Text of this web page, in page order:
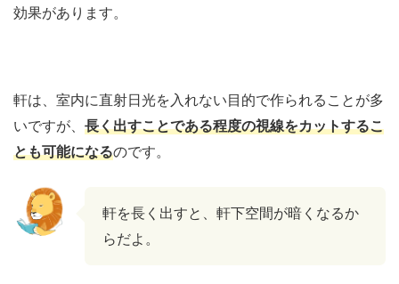
効果があります。
軒は、室内に直射日光を入れない目的で作られることが多
いですが、 長く出すことである程度の視線をカットするこ
とも可能になるのです。
軒を長く出すと、軒下空間が暗くなるか
らだよ。